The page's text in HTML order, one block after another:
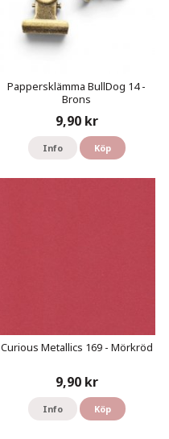
Pappersklämma BullDog 14 -
Brons
9,90 kr
Info Köp
Curious Metallics 169 - Mörkröd
9,90 kr
Info Köp